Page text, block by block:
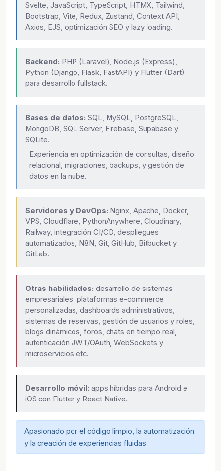
Svelte, JavaScript, TypeScript, HTMX, Tailwind,
Bootstrap, Vite, Redux, Zustand, Context API,
Axios, EJS, optimización SEO y lazy loading.
Backend: PHP (Laravel), Node.js (Express),
Python (Django, Flask, FastAPI) y Flutter (Dart)
para desarrollo fullstack.
Bases de datos: SQL, MySQL, PostgreSQL,
MongoDB, SQL Server, Firebase, Supabase y
SQLite.
Experiencia en optimización de consultas, diseño
relacional, migraciones, backups, y gestión de
datos en la nube.
Servidores y DevOps: Nginx, Apache, Docker,
VPS, Cloudflare, PythonAnywhere, Cloudinary,
Railway, integración CI/CD, despliegues
automatizados, N8N, Git, GitHub, Bitbucket y
GitLab.
Otras habilidades: desarrollo de sistemas
empresariales, plataformas e-commerce
personalizadas, dashboards administrativos,
sistemas de reservas, gestión de usuarios y roles,
blogs dinámicos, foros, chats en tiempo real,
autenticación JWT/OAuth, WebSockets y
microservicios etc.
Desarrollo móvil: apps híbridas para Android e
iOS con Flutter y React Native.
Apasionado por el código limpio, la automatización
y la creación de experiencias fluidas.